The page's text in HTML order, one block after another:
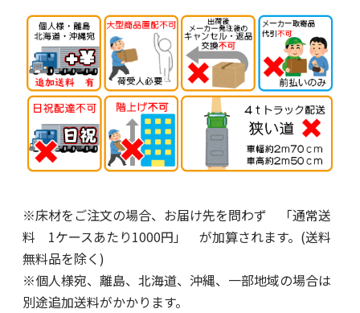
※床材をご注文の場合、お届け先を問わず 「通常送
料 1ケースあたり1000円」 が加算されます。(送料
無料品を除く)
※個人様宛、離島、北海道、沖縄、一部地域の場合は
別途追加送料がかかります。